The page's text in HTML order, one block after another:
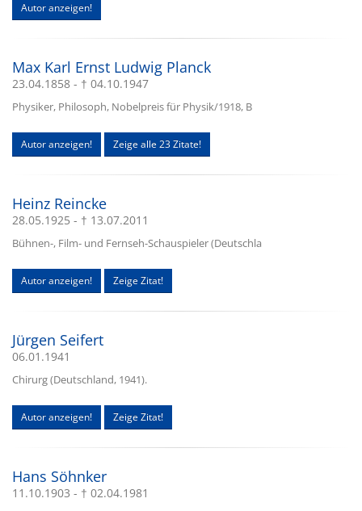
Autor anzeigen!
Max Karl Ernst Ludwig Planck
23.04.1858 - † 04.10.1947
Physiker, Philosoph, Nobelpreis für Physik/1918, B
Autor anzeigen! Zeige alle 23 Zitate!
Heinz Reincke
28.05.1925 - † 13.07.2011
Bühnen-, Film- und Fernseh-Schauspieler (Deutschla
Autor anzeigen! Zeige Zitat!
Jürgen Seifert
06.01.1941
Chirurg (Deutschland, 1941).
Autor anzeigen! Zeige Zitat!
Hans Söhnker
11.10.1903 - † 02.04.1981